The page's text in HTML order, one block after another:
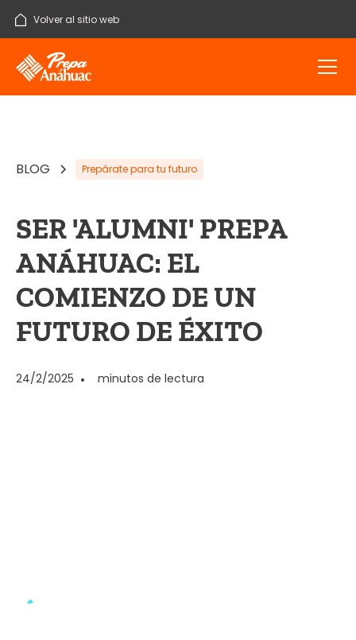
Volver al sitio web
BLOG Prepárate para tu futuro
SER 'ALUMNI' PREPA
ANÁHUAC: EL
COMIENZO DE UN
FUTURO DE ÉXITO
24/2/2025 • minutos de lectura